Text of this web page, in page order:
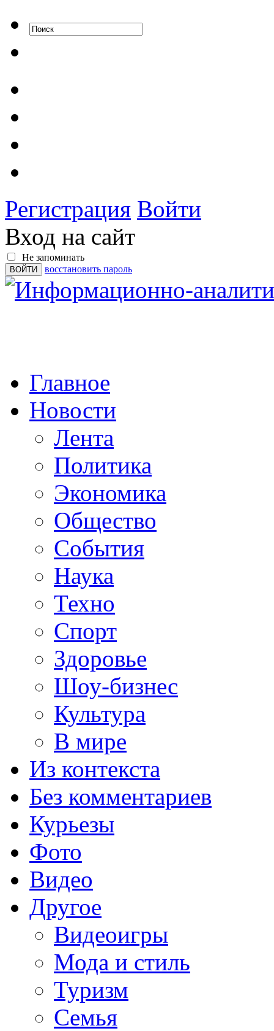
Регистрация Войти
Вход на сайт
Не запоминать
восстановить пароль
Главное
Новости
Лента
Политика
Экономика
Общество
События
Наука
Техно
Спорт
Здоровье
Шоу-бизнес
Культура
В мире
Из контекста
Без комментариев
Курьезы
Фото
Видео
Другое
Видеоигры
Мода и стиль
Туризм
Семья